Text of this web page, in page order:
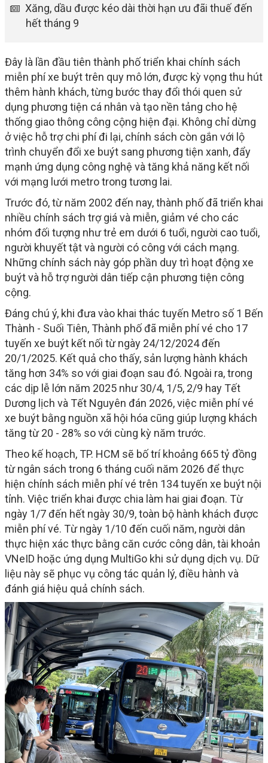
Xăng, dầu được kéo dài thời hạn ưu đãi thuế đến
hết tháng 9
Đây là lần đầu tiên thành phố triển khai chính sách
miễn phí xe buýt trên quy mô lớn, được kỳ vọng thu hút
thêm hành khách, từng bước thay đổi thói quen sử
dụng phương tiện cá nhân và tạo nền tảng cho hệ
thống giao thông công cộng hiện đại. Không chỉ dừng
ở việc hỗ trợ chi phí đi lại, chính sách còn gắn với lộ
trình chuyển đổi xe buýt sang phương tiện xanh, đẩy
mạnh ứng dụng công nghệ và tăng khả năng kết nối
với mạng lưới metro trong tương lai.
Trước đó, từ năm 2002 đến nay, thành phố đã triển khai
nhiều chính sách trợ giá và miễn, giảm vé cho các
nhóm đối tượng như trẻ em dưới 6 tuổi, người cao tuổi,
người khuyết tật và người có công với cách mạng.
Những chính sách này góp phần duy trì hoạt động xe
buýt và hỗ trợ người dân tiếp cận phương tiện công
cộng.
Đáng chú ý, khi đưa vào khai thác tuyến Metro số 1 Bến
Thành - Suối Tiên, Thành phố đã miễn phí vé cho 17
tuyến xe buýt kết nối từ ngày 24/12/2024 đến
20/1/2025. Kết quả cho thấy, sản lượng hành khách
tăng hơn 34% so với giai đoạn sau đó. Ngoài ra, trong
các dịp lễ lớn năm 2025 như 30/4, 1/5, 2/9 hay Tết
Dương lịch và Tết Nguyên đán 2026, việc miễn phí vé
xe buýt bằng nguồn xã hội hóa cũng giúp lượng khách
tăng từ 20 - 28% so với cùng kỳ năm trước.
Theo kế hoạch, TP. HCM sẽ bố trí khoảng 665 tỷ đồng
từ ngân sách trong 6 tháng cuối năm 2026 để thực
hiện chính sách miễn phí vé trên 134 tuyến xe buýt nội
tỉnh. Việc triển khai được chia làm hai giai đoạn. Từ
ngày 1/7 đến hết ngày 30/9, toàn bộ hành khách được
miễn phí vé. Từ ngày 1/10 đến cuối năm, người dân
thực hiện xác thực bằng căn cước công dân, tài khoản
VNeID hoặc ứng dụng MultiGo khi sử dụng dịch vụ. Dữ
liệu này sẽ phục vụ công tác quản lý, điều hành và
đánh giá hiệu quả chính sách.